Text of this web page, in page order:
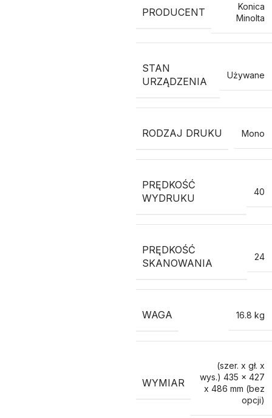
PRODUCENT
Konica
Minolta
STAN
URZĄDZENIA
Używane
RODZAJ DRUKU Mono
PRĘDKOŚĆ
WYDRUKU
40
PRĘDKOŚĆ
SKANOWANIA
24
WAGA 16.8 kg
WYMIAR
(szer. x gł. x
wys.) 435 x 427
x 486 mm (bez
opcji)